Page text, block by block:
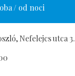
/ od noci
Nefelejcs utca 3.